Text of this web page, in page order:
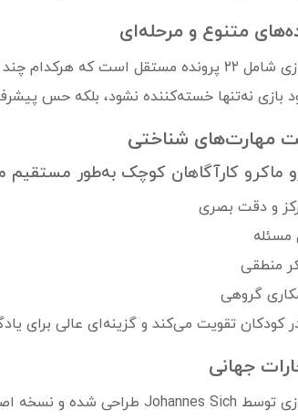
متنوع و مرحله‌ای
این بازی شامل ۲۲ پرونده مستقل است
بازی نه‌تنها خسته‌کننده نشود، بلکه حس
مهارت‌های شناختی
ماکرو کارآگاهان کوچک به‌طور مستقیم
و دقت بصری
مسئله
منطقی
گروهی
کودکان تقویت می‌کند و گزینه‌ای عالی برای
جهانی